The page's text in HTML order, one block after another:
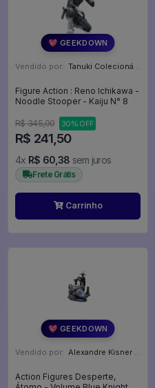
💖 GEEKDOWN
Vendido por: Tanuki Colecionáveis - SP
Figure Action : Reno Ichikawa -
Noodle Stooper - Kaiju N° 8
R$ 345,00 30% OFF
R$ 241,50
4x R$ 60,38 sem juros
Frete Grátis
Carrinho
💖 GEEKDOWN
Vendido por: Alexandre Kisner - PR
Action Figures Desperte,